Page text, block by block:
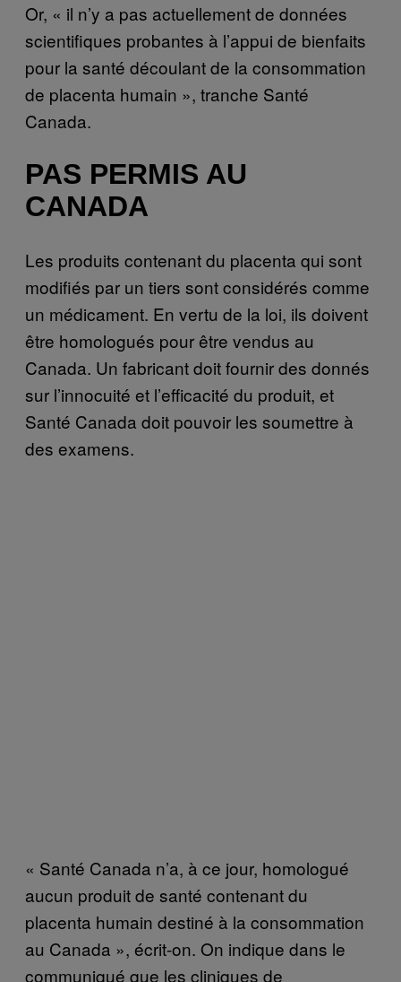
Or, « il n’y a pas actuellement de données
scientifiques probantes à l’appui de bienfaits
pour la santé découlant de la consommation
de placenta humain », tranche Santé
Canada.
PAS PERMIS AU
CANADA
Les produits contenant du placenta qui sont
modifiés par un tiers sont considérés comme
un médicament. En vertu de la loi, ils doivent
être homologués pour être vendus au
Canada. Un fabricant doit fournir des donnés
sur l’innocuité et l’efficacité du produit, et
Santé Canada doit pouvoir les soumettre à
des examens.
« Santé Canada n’a, à ce jour, homologué
aucun produit de santé contenant du
placenta humain destiné à la consommation
au Canada », écrit-on. On indique dans le
communiqué que les cliniques de